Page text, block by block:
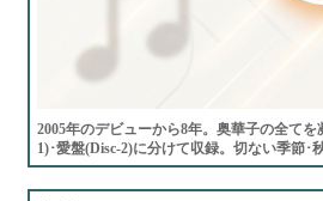
2005年のデビューから8年。奥華子の全て
1)･愛盤(Disc-2)に分けて収録。切ない季節